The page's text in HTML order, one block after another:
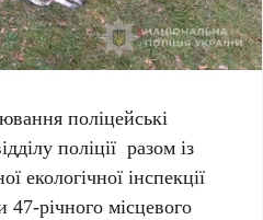
поліцейські
поліції разом із
екологічної інспекції
47-річного місцевого